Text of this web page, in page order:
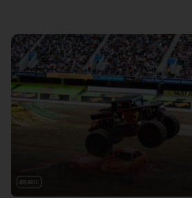
BRASIL